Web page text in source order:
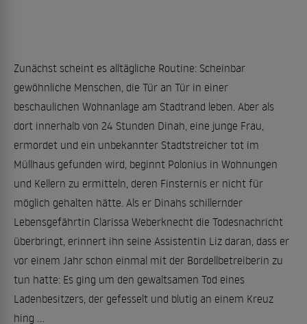
Zunächst scheint es alltägliche Routine: Scheinbar
gewöhnliche Menschen, die Tür an Tür in einer
beschaulichen Wohnanlage am Stadtrand leben. Aber als
dort innerhalb von 24 Stunden Dinah, eine junge Frau,
ermordet und ein unbekannter Stadtstreicher tot im
Müllhaus gefunden wird, beginnt Polonius in Wohnungen
und Kellern zu ermitteln, deren Finsternis er nicht für
möglich gehalten hätte. Als er Dinahs schillernder
Lebensgefährtin Clarissa Weberknecht die Todesnachricht
überbringt, erinnert ihn seine Assistentin Liz daran, dass er
vor einem Jahr schon einmal mit der Bordellbetreiberin zu
tun hatte: Es ging um den gewaltsamen Tod eines
Ladenbesitzers, der gefesselt und blutig an einem Kreuz
hing ...